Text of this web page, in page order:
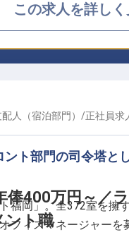
この求人を詳しく
400万円～／
ント職
人（宿泊部門） /正社員求
ト部門の司令塔と
福岡」。全372室を擁
フィスマネージャーを